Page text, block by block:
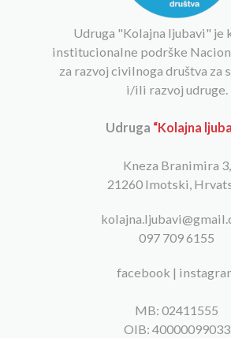
Udruga "Kolajna ljubavi" je
institucionalne podrške
za razvoj civilnoga društva za
i/ili razvoj udruge.
Udruga “Kolajna
Kneza Branimira 3,
21260 Imotski,
097 709 6155
facebook |
MB: 02411555
OIB: 40000099033